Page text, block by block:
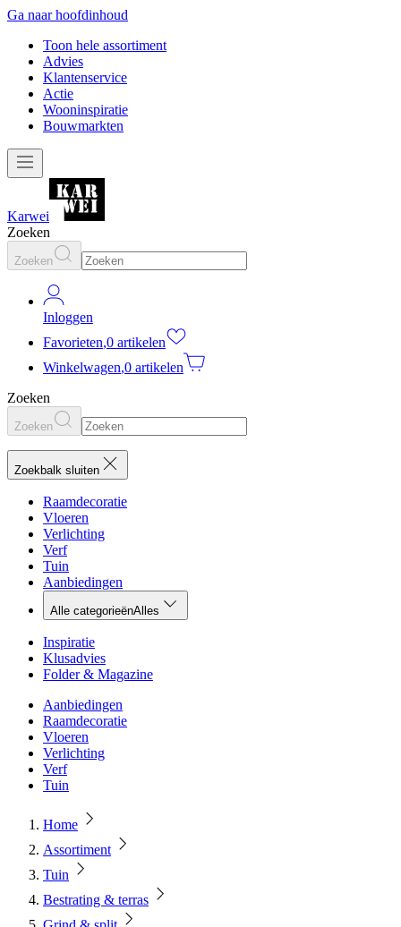
Ga naar hoofdinhoud
Toon hele assortiment
Advies
Klantenservice
Actie
Wooninspiratie
Bouwmarkten
Karwei
Zoeken
Zoeken
Inloggen
Favorieten,0 artikelen
Winkelwagen,0 artikelen
Zoeken
Zoeken
Zoekbalk sluiten
Raamdecoratie
Vloeren
Verlichting
Verf
Tuin
Aanbiedingen
Alle categorieënAlles
Inspiratie
Klusadvies
Folder & Magazine
Aanbiedingen
Raamdecoratie
Vloeren
Verlichting
Verf
Tuin
Home
Assortiment
Tuin
Bestrating & terras